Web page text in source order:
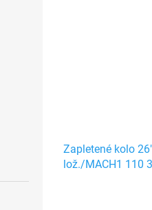
Zapletené kolo
lož./MACH1 110